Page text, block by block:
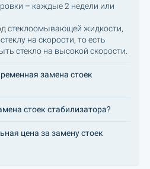
– каждые 2 недели или
стеклоомывающей жидкости,
на скорости, то есть
стекло на высокой скорости.
замена стоек
стоек стабилизатора?
цена за замену стоек